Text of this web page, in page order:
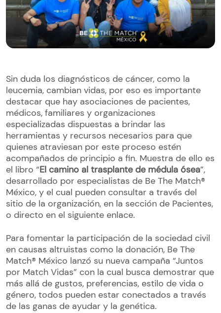
Sin duda los diagnósticos de cáncer, como la
leucemia, cambian vidas, por eso es importante
destacar que hay asociaciones de pacientes,
médicos, familiares y organizaciones
especializadas dispuestas a brindar las
herramientas y recursos necesarios para que
quienes atraviesan por este proceso estén
acompañados de principio a fin. Muestra de ello es
el libro “El camino al trasplante de médula ósea”,
desarrollado por especialistas de Be The Match®
México, y el cual pueden consultar a través del
sitio de la organización, en la sección de Pacientes,
o directo en el siguiente enlace.
Para fomentar la participación de la sociedad civil
en causas altruistas como la donación, Be The
Match® México lanzó su nueva campaña “Juntos
por Match Vidas” con la cual busca demostrar que
más allá de gustos, preferencias, estilo de vida o
género, todos pueden estar conectados a través
de las ganas de ayudar y la genética.